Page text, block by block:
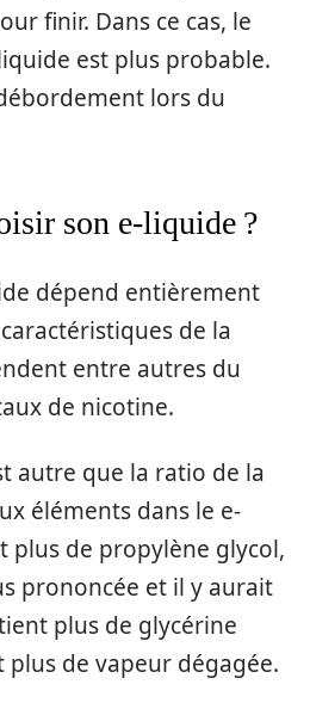
finir. Dans ce cas, le
est plus probable.
lors du
son e-liquide ?
dépend entièrement
de la
entre autres du
de nicotine.
autre que la ratio de la
éléments dans le e-
plus de propylène glycol,
prononcée et il y aurait
plus de glycérine
de vapeur dégagée.